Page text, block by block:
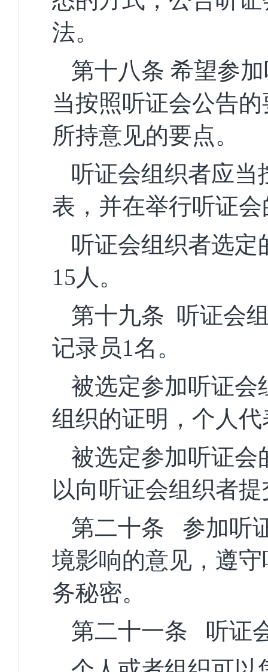
法。
第十八条 希望参
当按照听证会公告
所持意见的要点。
听证会组织者应当
表，并在举行听证会
听证会组织者选定
15人。
第十九条 听证会
记录员1名。
被选定参加听证会
组织的证明，个人
被选定参加听证会
以向听证会组织者
第二十条
参加听
境影响的意见，遵
务秘密。
第二十一条
听证